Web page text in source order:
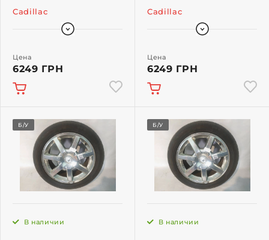
Cadillac
Цена
6249 ГРН
Cadillac
Цена
6249 ГРН
Б/У
В наличии
Б/У
В наличии